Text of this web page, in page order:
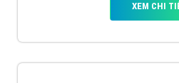
XEM CHI